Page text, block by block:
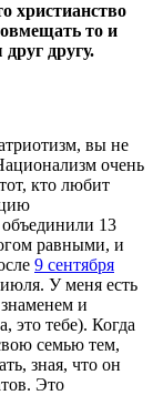
христианство
то и
другу.
вы не
очень
кто любит
13
равными, и
9 сентября
У меня есть
и
это тебе). Когда
семью тем,
зная, что он
Это